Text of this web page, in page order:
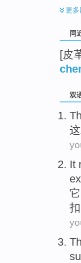
更多
同
[皮
双
这
It
它
扣